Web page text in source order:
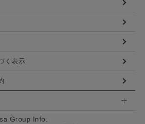
く表示
Group Info.